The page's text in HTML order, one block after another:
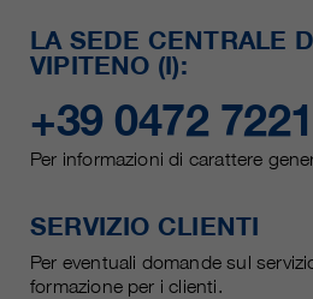
LA SEDE CENTRALE
VIPITENO (I):
+39 0472
Per informazioni di carattere
SERVIZIO CLIENTI
Per eventuali domande sul
formazione per i clienti.